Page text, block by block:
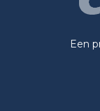
Een